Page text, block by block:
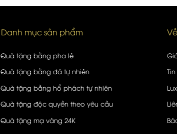
Danh mục sản phẩm
Quà tặng bằng pha lê
Quà tặng bằng đá tự nhiên
Quà tặng bằng hổ phách tự nhiên
Quà tặng độc quyền theo yêu cầu
Quà tặng mạ vàng 24K